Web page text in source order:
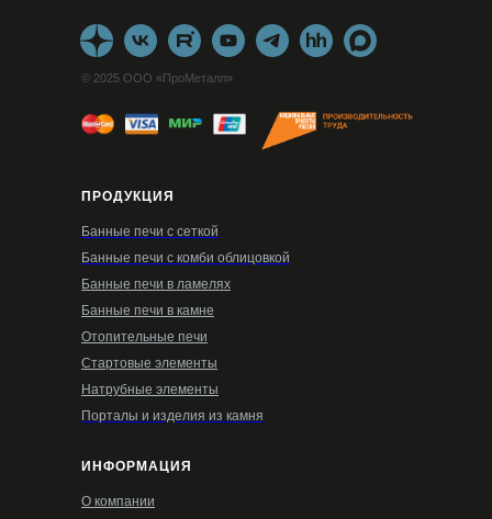
ПРОДУКЦИЯ
Банные печи с сеткой
Банные печи с комби облицовкой
Банные печи в ламелях
Банные печи в камне
Отопительные печи
Стартовые элементы
Натрубные элементы
Порталы и изделия из камня
ИНФОРМАЦИЯ
О компании
© 2025 ООО «ПроМеталл»